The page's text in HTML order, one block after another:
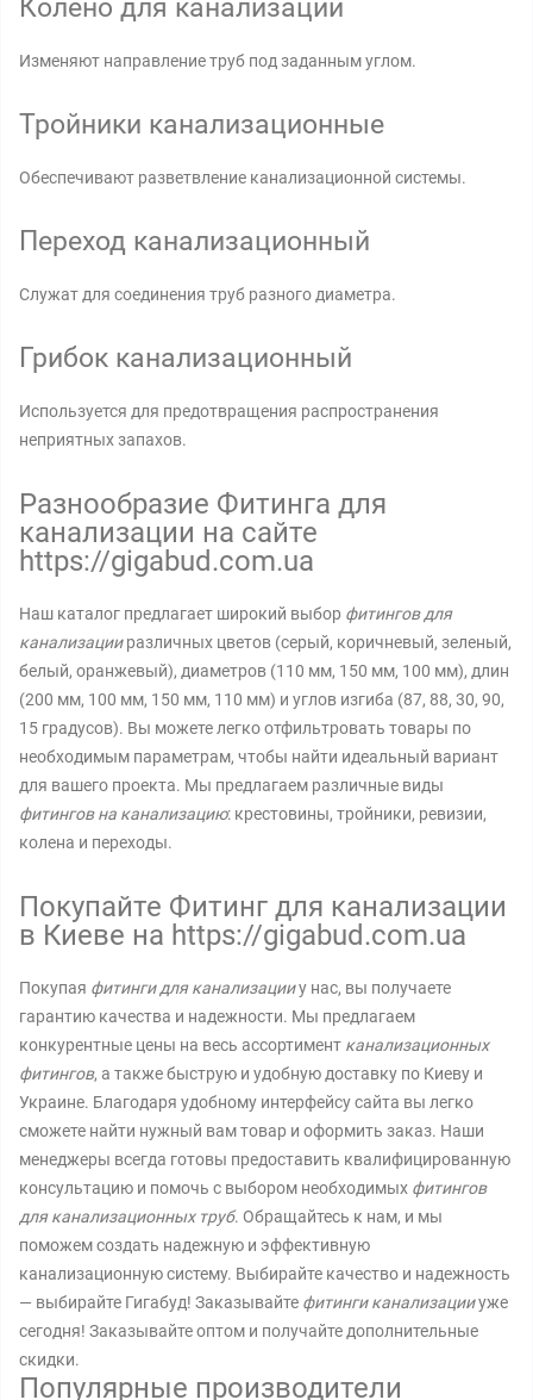
Колено для канализации
Изменяют направление труб под заданным углом.
Тройники канализационные
Обеспечивают разветвление канализационной системы.
Переход канализационный
Служат для соединения труб разного диаметра.
Грибок канализационный
Используется для предотвращения распространения
неприятных запахов.
Разнообразие Фитинга для
канализации на сайте
https://gigabud.com.ua
Наш каталог предлагает широкий выбор фитингов для
канализацииразличных цветов (серый, коричневый, зеленый,
белый, оранжевый), диаметров (110 мм, 150 мм, 100 мм), длин
(200 мм, 100 мм, 150 мм, 110 мм) и углов изгиба (87, 88, 30, 90,
15 градусов). Вы можете легко отфильтровать товары по
необходимым параметрам, чтобы найти идеальный вариант
для вашего проекта. Мы предлагаем различные виды
фитингов на канализацию: крестовины, тройники, ревизии,
колена и переходы.
Покупайте Фитинг для канализации
в Киеве на https://gigabud.com.ua
Покупая фитинги для канализацииу нас, вы получаете
гарантию качества и надежности. Мы предлагаем
конкурентные цены на весь ассортимент канализационных
фитингов, а также быструю и удобную доставку по Киеву и
Украине. Благодаря удобному интерфейсу сайта вы легко
сможете найти нужный вам товар и оформить заказ. Наши
менеджеры всегда готовы предоставить квалифицированную
консультацию и помочь с выбором необходимых фитингов
для канализационных труб. Обращайтесь к нам, и мы
поможем создать надежную и эффективную
канализационную систему. Выбирайте качество и надежность
— выбирайте Гигабуд! Заказывайте фитинги канализацииуже
сегодня! Заказывайте оптом и получайте дополнительные
скидки.
Популярные производители